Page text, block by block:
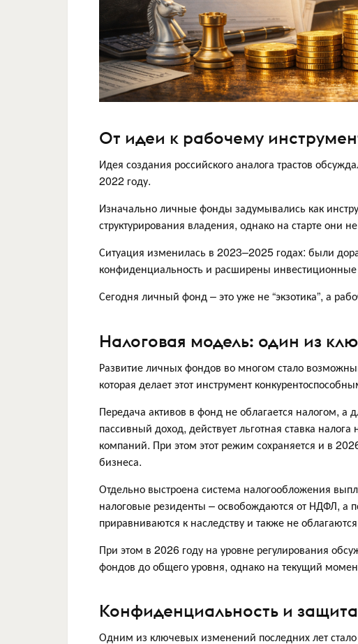
От идеи к рабочему
Идея создания российского аналога трастов
2022 году.
Изначально личные фонды задумывались как
структурирования владения, однако на старте они
Ситуация изменилась в 2023–2025 годах: были
конфиденциальность и расширены
Сегодня личный фонд – это уже не “экзотика”, а
Налоговая модель: один из
Развитие личных фондов во многом стало
которая делает этот инструмент
Передача активов в фонд не облагается налогом,
пассивный доход, действует льготная ставка
компаний. При этом этот режим сохраняется и в
бизнеса.
Отдельно выстроена система налогообложения
налоговые резиденты – освобождаются от НДФЛ, а
приравниваются к наследству и также не
При этом в 2026 году на уровне регулирования
фондов до общего уровня, однако на текущий
Конфиденциальность и защита
Одним из ключевых изменений последних лет